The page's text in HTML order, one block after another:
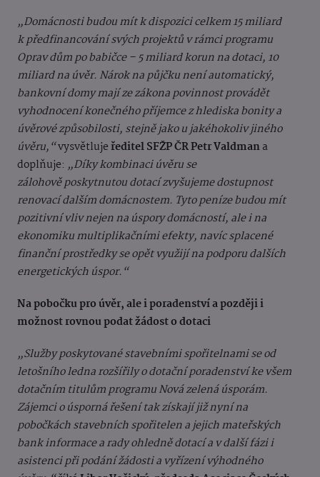
„Domácnosti budou mít k dispozici celkem 15 miliard
k předfinancování svých projektů v rámci programu
Oprav dům po babičce – 5 miliard korun na dotaci, 10
miliard na úvěr. Nárok na půjčku není automatický,
bankovní domy mají ze zákona povinnost provádět
vyhodnocení konečného příjemce z hlediska bonity a
úvěrové způsobilosti, stejně jako u jakéhokoliv jiného
úvěru,“vysvětlujeředitel SFŽP ČR Petr Valdmana
doplňuje: „Díky kombinaci úvěru se
zálohově poskytnutou dotací zvyšujeme dostupnost
renovací dalším domácnostem. Tyto peníze budou mít
pozitivní vliv nejen na úspory domácností, ale i na
ekonomiku multiplikačními efekty, navíc splacené
finanční prostředky se opět využijí na podporu dalších
energetických úspor.“
Na pobočku pro úvěr, ale i poradenství a později i
možnost rovnou podat žádost o dotaci
„Služby poskytované stavebními spořitelnami se od
letošního ledna rozšířily o dotační poradenství ke všem
dotačním titulům programu Nová zelená úsporám.
Zájemci o úsporná řešení tak získají již nyní na
pobočkách stavebních spořitelen a jejich mateřských
bank informace a rady ohledně dotací a v další fázi i
asistenci při podání žádosti a vyřízení výhodného